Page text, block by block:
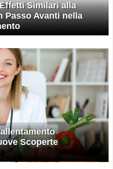
Similari alla
Passo Avanti nella
Scoperte